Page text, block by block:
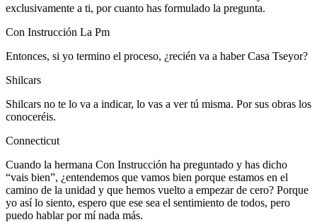
exclusivamente a ti, por cuanto has formulado la pregunta.
Con Instrucción La Pm
Entonces, si yo termino el proceso, ¿recién va a haber Casa Tseyor?
Shilcars
Shilcars no te lo va a indicar, lo vas a ver tú misma. Por sus obras los
conoceréis.
Connecticut
Cuando la hermana Con Instrucción ha preguntado y has dicho
“vais bien”, ¿entendemos que vamos bien porque estamos en el
camino de la unidad y que hemos vuelto a empezar de cero? Porque
yo así lo siento, espero que ese sea el sentimiento de todos, pero
puedo hablar por mí nada más.